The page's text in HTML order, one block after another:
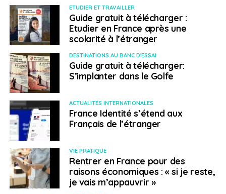
ETUDIER ET TRAVAILLER
Guide gratuit à télécharger :
Etudier en France après une
scolarité à l’étranger
DESTINATIONS AU BANC D'ESSAI
Guide gratuit à télécharger:
S’implanter dans le Golfe
ACTUALITÉS INTERNATIONALES
France Identité s’étend aux
Français de l’étranger
VIE PRATIQUE
Rentrer en France pour des
raisons économiques : « si je reste,
je vais m’appauvrir »